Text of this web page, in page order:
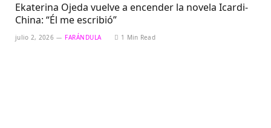
Ekaterina Ojeda vuelve a encender la novela Icardi-
China: “Él me escribió”
julio 2, 2026 FARÁNDULA 1 Min Read